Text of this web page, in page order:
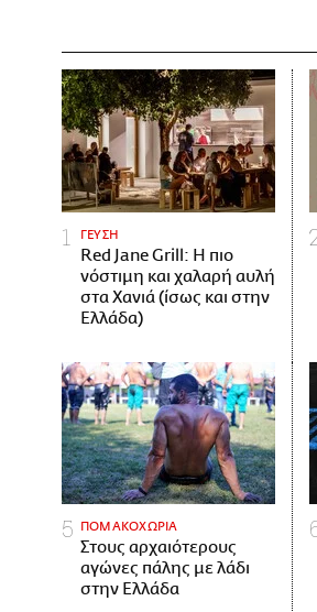
ΓΕΥΣΗ
Red Jane Grill: Η πιο
νόστιμη και χαλαρή αυλή
στα Χανιά (ίσως και στην
Ελλάδα)
ΠΟΜΑΚΟΧΩΡΙΑ
Στους αρχαιότερους
αγώνες πάλης με λάδι
στην Ελλάδα